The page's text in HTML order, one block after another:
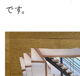
です。